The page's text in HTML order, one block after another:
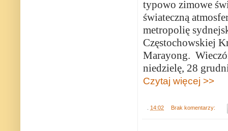
typowo zimowe
świateczną
metropolię
Częstochowskiej
Marayong.
niedzielę, 28
Czytaj więcej >>
. 14:02 Brak komentarzy: